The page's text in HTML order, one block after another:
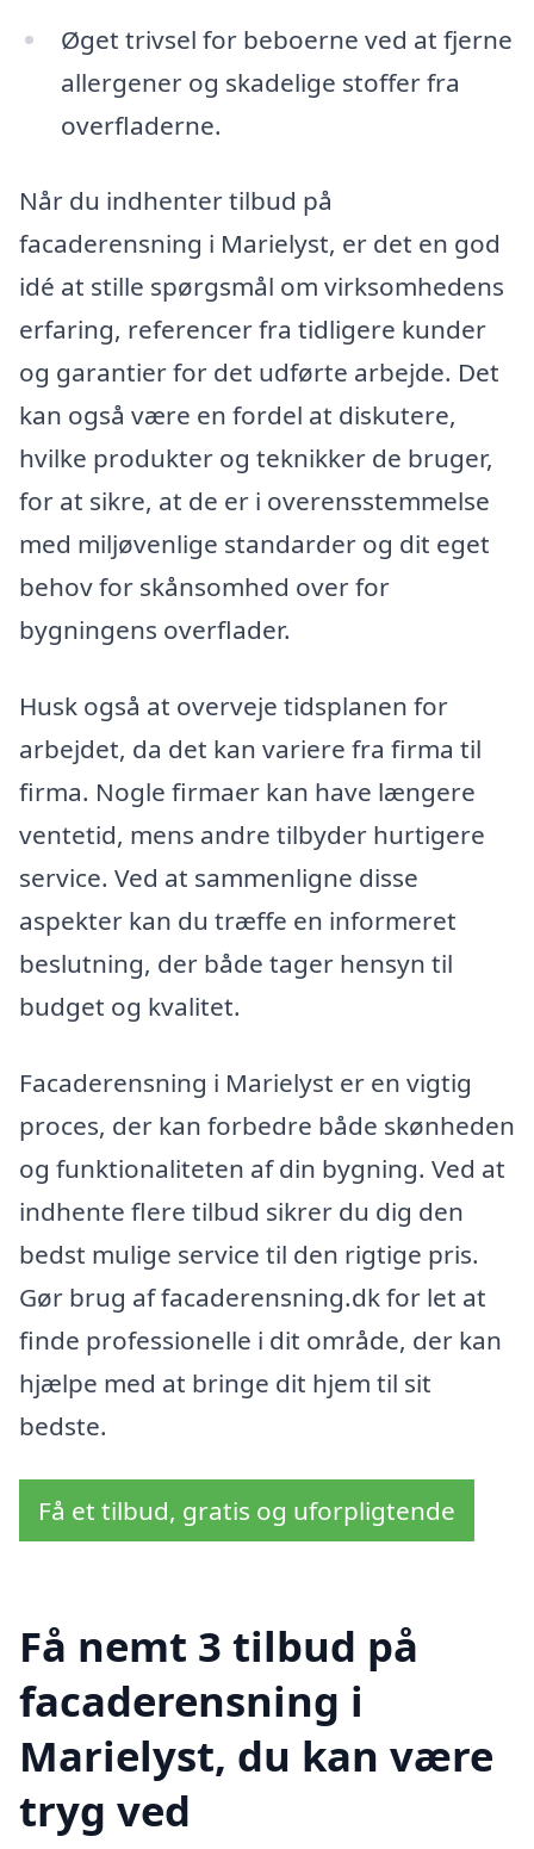
Øget trivsel for beboerne ved at fjerne
allergener og skadelige stoffer fra
overfladerne.
Når du indhenter tilbud på
facaderensning i Marielyst, er det en god
idé at stille spørgsmål om virksomhedens
erfaring, referencer fra tidligere kunder
og garantier for det udførte arbejde. Det
kan også være en fordel at diskutere,
hvilke produkter og teknikker de bruger,
for at sikre, at de er i overensstemmelse
med miljøvenlige standarder og dit eget
behov for skånsomhed over for
bygningens overflader.
Husk også at overveje tidsplanen for
arbejdet, da det kan variere fra firma til
firma. Nogle firmaer kan have længere
ventetid, mens andre tilbyder hurtigere
service. Ved at sammenligne disse
aspekter kan du træffe en informeret
beslutning, der både tager hensyn til
budget og kvalitet.
Facaderensning i Marielyst er en vigtig
proces, der kan forbedre både skønheden
og funktionaliteten af din bygning. Ved at
indhente flere tilbud sikrer du dig den
bedst mulige service til den rigtige pris.
Gør brug af facaderensning.dk for let at
finde professionelle i dit område, der kan
hjælpe med at bringe dit hjem til sit
bedste.
Få et tilbud, gratis og uforpligtende
Få nemt 3 tilbud på
facaderensning i
Marielyst, du kan være
tryg ved